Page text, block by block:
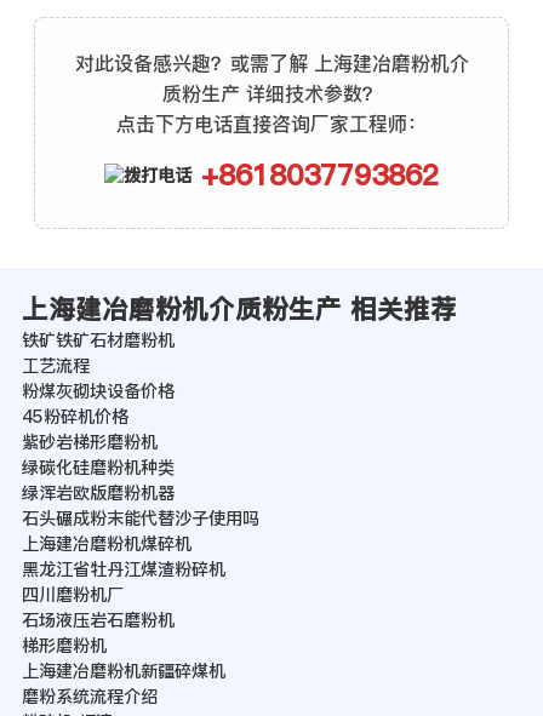
对此设备感兴趣？或需了解 上海建冶磨粉机介
质粉生产 详细技术参数？
点击下方电话直接咨询厂家工程师：
+8618037793862
上海建冶磨粉机介质粉生产 相关推荐
铁矿铁矿石材磨粉机
工艺流程
粉煤灰砌块设备价格
45粉碎机价格
紫砂岩梯形磨粉机
绿碳化硅磨粉机种类
绿浑岩欧版磨粉机器
石头碾成粉末能代替沙子使用吗
上海建冶磨粉机煤碎机
黑龙江省牡丹江煤渣粉碎机
四川磨粉机厂
石场液压岩石磨粉机
梯形磨粉机
上海建冶磨粉机新疆碎煤机
磨粉系统流程介绍